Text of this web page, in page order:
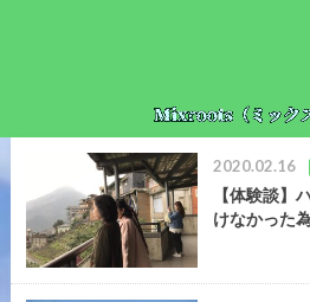
2020.02.16
【体験談】
けなかった